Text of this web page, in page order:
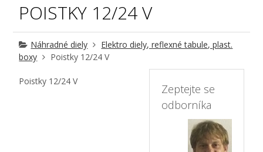
POISTKY 12/24 V
Náhradné diely
Elektro diely, reflexné tabule, plast.
boxy
Poistky 12/24 V
Zeptejte se
odborníka
Poistky 12/24 V